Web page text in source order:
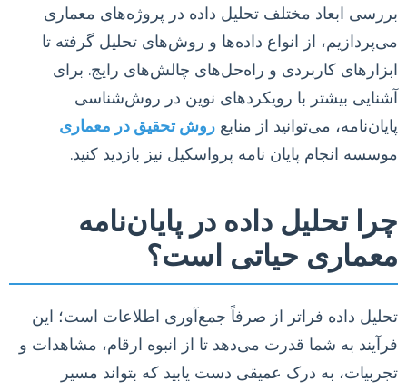
بررسی ابعاد مختلف تحلیل داده در پروژه‌های معماری
می‌پردازیم، از انواع داده‌ها و روش‌های تحلیل گرفته تا
ابزارهای کاربردی و راه‌حل‌های چالش‌های رایج. برای
آشنایی بیشتر با رویکردهای نوین در روش‌شناسی
پایان‌نامه، می‌توانید از منابع روش تحقیق در معماری
موسسه انجام پایان نامه پرواسکیل نیز بازدید کنید.
چرا تحلیل داده در پایان‌نامه
معماری حیاتی است؟
تحلیل داده فراتر از صرفاً جمع‌آوری اطلاعات است؛ این
فرآیند به شما قدرت می‌دهد تا از انبوه ارقام، مشاهدات و
تجربیات، به درک عمیقی دست یابید که بتواند مسیر